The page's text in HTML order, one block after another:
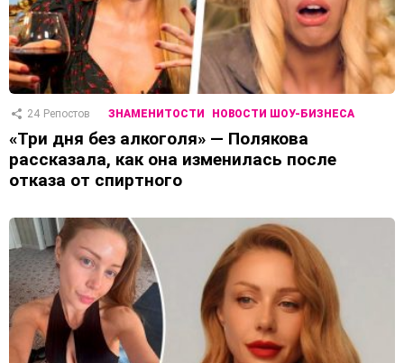
24 Репостов ЗНАМЕНИТОСТИ НОВОСТИ ШОУ-БИЗНЕСА
«Три дня без алкоголя» — Полякова
рассказала, как она изменилась после
отказа от спиртного